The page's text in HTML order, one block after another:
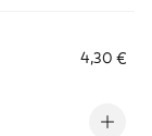
4,30 €